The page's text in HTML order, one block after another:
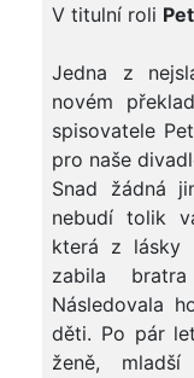
V titulní roli
Jedna z
novém
spisovatele
pro naše
Snad žádná
nebudí tolik
která z lásky
zabila
Následovala
děti. Po pár
ženě,